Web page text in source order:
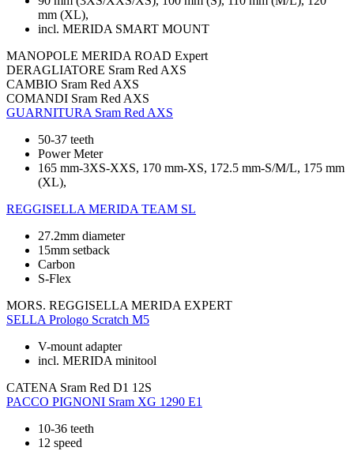
mm (XL),
incl. MERIDA SMART MOUNT
MANOPOLE MERIDA ROAD Expert
DERAGLIATORE Sram Red AXS
CAMBIO Sram Red AXS
COMANDI Sram Red AXS
GUARNITURA Sram Red AXS
50-37 teeth
Power Meter
165 mm-3XS-XXS, 170 mm-XS, 172.5 mm-S/M/L, 175 mm
(XL),
REGGISELLA MERIDA TEAM SL
27.2mm diameter
15mm setback
Carbon
S-Flex
MORS. REGGISELLA MERIDA EXPERT
SELLA Prologo Scratch M5
V-mount adapter
incl. MERIDA minitool
CATENA Sram Red D1 12S
PACCO PIGNONI Sram XG 1290 E1
10-36 teeth
12 speed